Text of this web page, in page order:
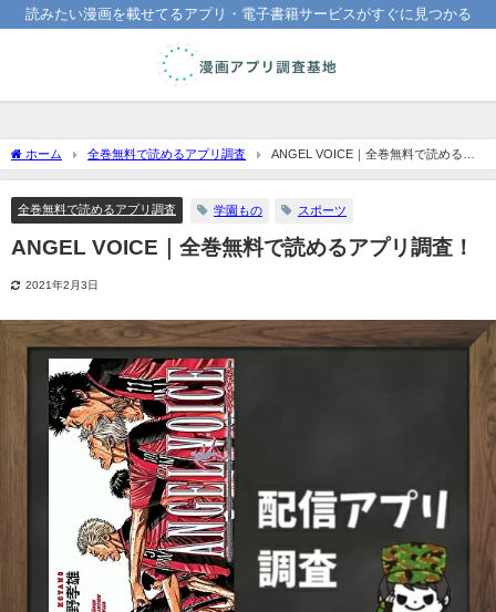
読みたい漫画を載せてるアプリ・電子書籍サービスがすぐに見つかる
ホーム 全巻無料で読めるアプリ調査
ANGEL VOICE｜全巻無料で読めるア
プリ調査！
全巻無料で読めるアプリ調査 学園もの スポーツ
ANGEL VOICE｜全巻無料で読めるアプリ調査！
2021年2月3日